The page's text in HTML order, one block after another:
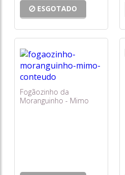
ESGOTADO
Fogãozinho da
Moranguinho - Mimo